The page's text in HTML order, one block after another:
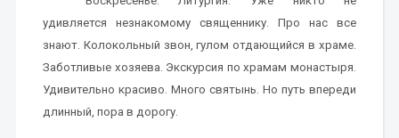
удивляется незнакомому священнику. Про нас все
знают. Колокольный звон, гулом отдающийся в храме.
Заботливые хозяева. Экскурсия по храмам монастыря.
Удивительно красиво. Много святынь. Но путь впереди
длинный, пора в дорогу.